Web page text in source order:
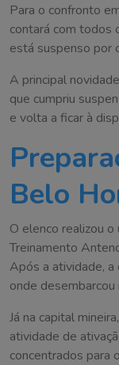
Para o confronto
contará com todos
está suspenso por
A principal
que cumpriu
e volta a ficar à
Belo
O elenco realizou
Treinamento
Após a atividade,
onde
Já na capital
atividade de
concentrados para